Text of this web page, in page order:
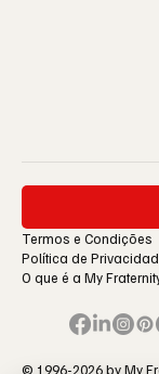
Termos e Condições
Política de
O que é a My
© 1996-2026 by My